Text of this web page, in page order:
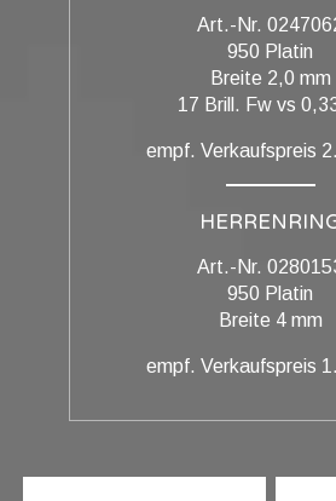
Art.-Nr.
950 Platin
Breite 2,0 mm
17 Brill. Fw vs
empf. Verkaufspreis
Art.-Nr.
950 Platin
Breite 4 mm
empf. Verkaufspreis